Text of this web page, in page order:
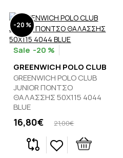
-20 %
-20 %
GREENWICH POLO CLUB
GREENWICH POLO CLUB
JUNIOR ΠΟΝΤΣΟ
ΘΑΛΑΣΣΗΣ 50Χ115 4044
BLUE
21,00€
16,80€